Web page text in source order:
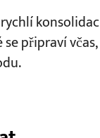
připraví